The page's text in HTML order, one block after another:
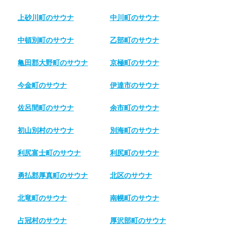
上砂川町のサウナ 中川町のサウナ
中頓別町のサウナ 乙部町のサウナ
亀田郡大野町のサウナ 京極町のサウナ
今金町のサウナ 伊達市のサウナ
佐呂間町のサウナ 余市町のサウナ
初山別村のサウナ 別海町のサウナ
利尻富士町のサウナ 利尻町のサウナ
勇払郡厚真町のサウナ 北区のサウナ
北竜町のサウナ 南幌町のサウナ
占冠村のサウナ 厚沢部町のサウナ